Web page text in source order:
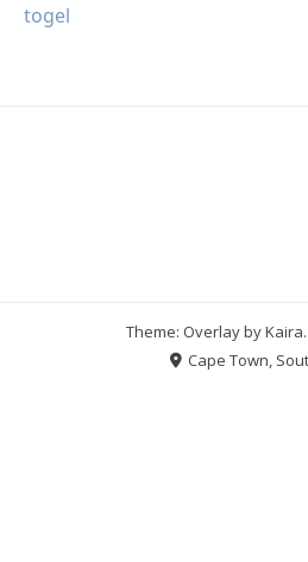
togel
Theme: Overlay byKaira.
Cape Town,